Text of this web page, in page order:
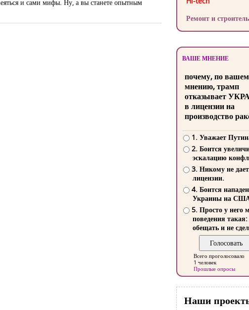
и сами мифы. Ну, а вы станете опытным
Ремонт и
ВАШЕ МНЕНИЕ
почему, по
мнению, трамп
отказывает
в лицензии на
производство
1. Уважает
2. Боится
эскалацию
3. Никому не
лицензии.
4. Боится
Украины на
5. Просто у него
поведения такая:
обещать и не
Всего проголосовало
1 человек
Прошлые опросы
Наши